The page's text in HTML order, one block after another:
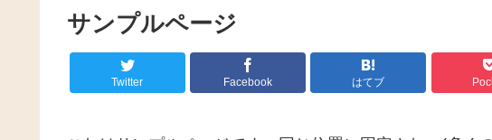
サンプルページ
Twitter Facebook はてブ